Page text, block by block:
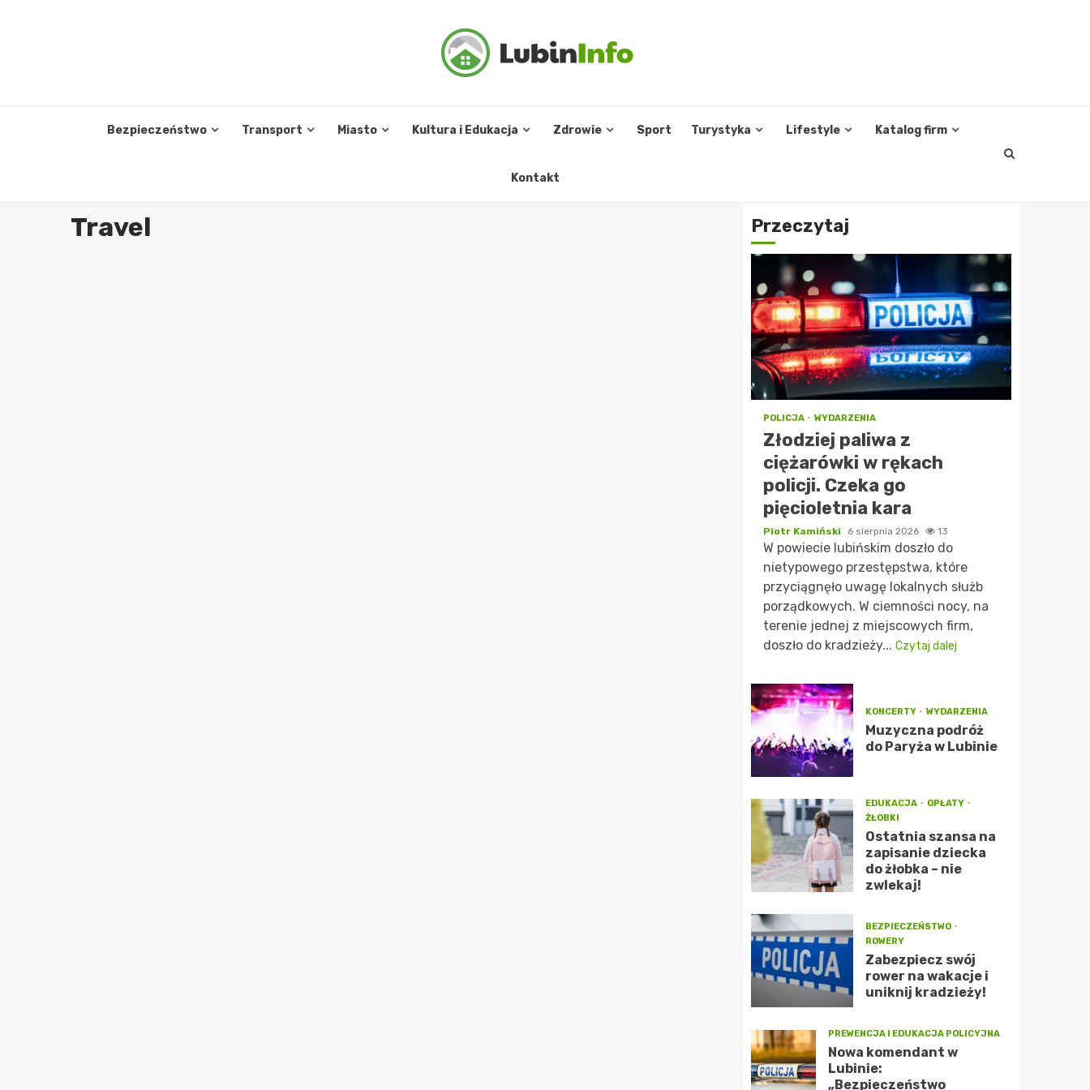
Bezpieczeństwo Transport Miasto Kultura i Edukacja Zdrowie Sport Turystyka Lifestyle Katalog firm
Kontakt
Travel Przeczytaj
POLICJA WYDARZENIA
Złodziej paliwa z
ciężarówki w rękach
policji. Czeka go
pięcioletnia kara
Piotr Kamiński 6 sierpnia 2026 13
W powiecie lubińskim doszło do
nietypowego przestępstwa, które
przyciągnęło uwagę lokalnych służb
porządkowych. W ciemności nocy, na
terenie jednej z miejscowych firm,
doszło do kradzieży... Czytaj dalej
KONCERTY WYDARZENIA
Muzyczna podróż
do Paryża w Lubinie
EDUKACJA
OPŁATY
ŻŁOBKI
Ostatnia szansa na
zapisanie dziecka
do żłobka – nie
zwlekaj!
BEZPIECZEŃSTWO
ROWERY
Zabezpiecz swój
rower na wakacje i
uniknij kradzieży!
PREWENCJA I EDUKACJA POLICYJNA
Nowa komendant w
Lubinie:
„Bezpieczeństwo